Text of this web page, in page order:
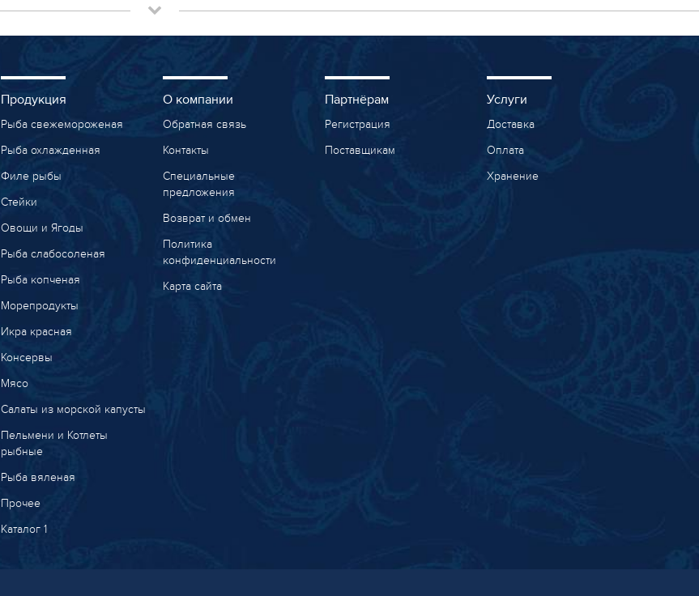
Продукция
Рыба свежемороженая
Рыба охлажденная
Филе рыбы
Стейки
Овощи и Ягоды
Рыба слабосоленая
Рыба копченая
Морепродукты
Икра красная
Консервы
Мясо
Салаты из морской капусты
Пельмени и Котлеты
рыбные
Рыба вяленая
Прочее
Каталог 1
О компании
Обратная связь
Контакты
Специальные
предложения
Возврат и обмен
Политика
конфиденциальности
Карта сайта
Партнёрам
Регистрация
Поставщикам
Услуги
Доставка
Оплата
Хранение